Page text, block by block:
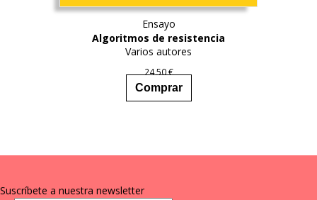
Ensayo
Algoritmos de resistencia
Varios autores
24,50€
Comprar
Suscríbete a nuestra newsletter